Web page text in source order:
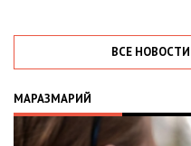
ВСЕ
МАРАЗМАРИЙ